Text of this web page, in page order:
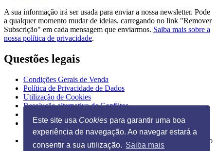
Este site usa Cookies para garantir uma boa
experiência de navegação. Ao navegar estará a
consentir a sua utilização. Saiba mais
A sua informação irá ser usada para enviar a nossa newsletter. Pode
a qualquer momento mudar de ideias, carregando no link "Remover
Subscrição" em cada mensagem que enviarmos. Saiba mais sobre a
nossa política de privacidade.
Questões legais
Condições Gerais de Venda
Política de Privacidade de Dados
Utilização de Cookies
Resolução alternativa de Conflitos
Ilustração na página inicial de Guido Van Genechten, do livro
Posso espreitar as tuas chuchas? "